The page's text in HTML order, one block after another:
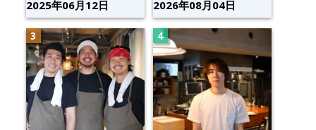
2025年06月12日 2026年08月04日